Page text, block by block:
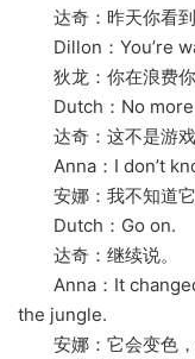
达奇：昨天你看到
Dillon：You’re
狄龙：你在浪费你
Dutch：No more
达奇：这不是游戏
Anna：I don’t
安娜：我不知道
Dutch：Go on.
达奇：继续说。
Anna：It
the jungle.
安娜：它会变色，